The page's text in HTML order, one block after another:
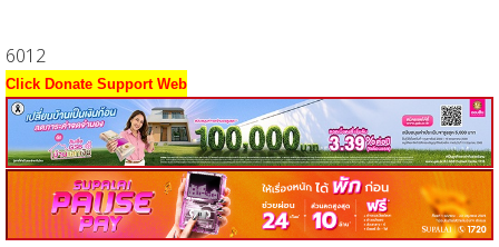
6012
Click Donate Support Web